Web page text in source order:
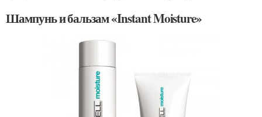
Шампунь и бальзам «Instant Moisture»